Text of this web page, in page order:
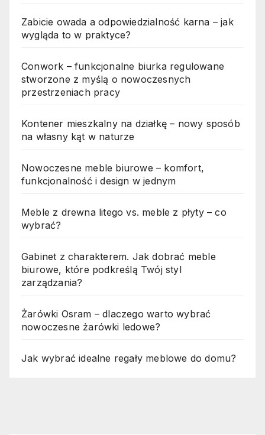
Zabicie owada a odpowiedzialność karna – jak
wygląda to w praktyce?
Conwork – funkcjonalne biurka regulowane
stworzone z myślą o nowoczesnych
przestrzeniach pracy
Kontener mieszkalny na działkę – nowy sposób
na własny kąt w naturze
Nowoczesne meble biurowe – komfort,
funkcjonalność i design w jednym
Meble z drewna litego vs. meble z płyty – co
wybrać?
Gabinet z charakterem. Jak dobrać meble
biurowe, które podkreślą Twój styl
zarządzania?
Żarówki Osram – dlaczego warto wybrać
nowoczesne żarówki ledowe?
Jak wybrać idealne regały meblowe do domu?